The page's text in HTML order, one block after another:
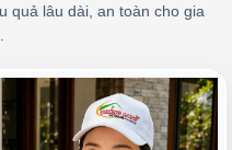
quả lâu dài, an toàn cho gia